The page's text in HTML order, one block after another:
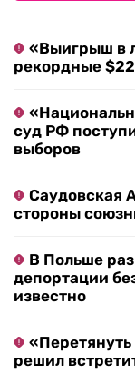
«Выигрыш в
рекордные
суд РФ
выборов
Саудовская
стороны
В Польше
депортации
известно
решил